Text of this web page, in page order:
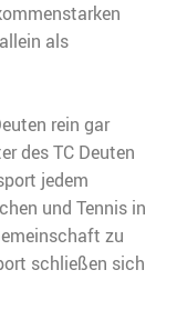
als
rein gar
des TC Deuten
jedem
und Tennis in
zu
schließen sich